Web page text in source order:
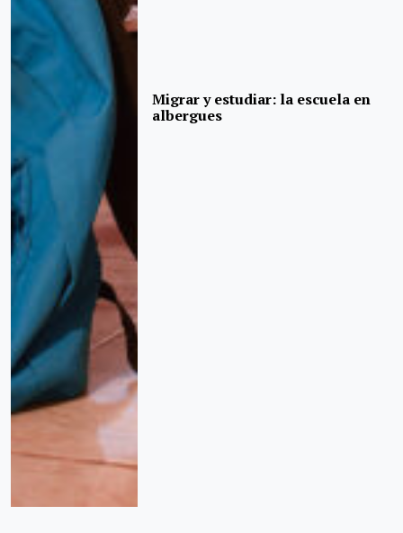
Migrar y estudiar: la escuela en
albergues